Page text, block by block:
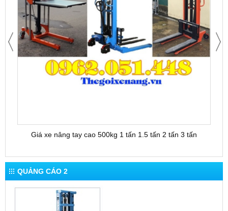
Giá xe nâng tay cao 500kg 1 tấn 1.5 tấn 2 tấn 3 tấn
QUẢNG CÁO 2